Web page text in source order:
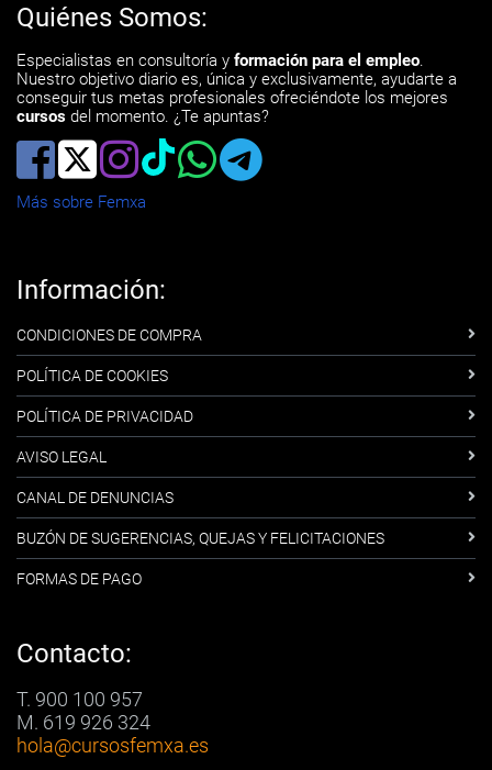
Quiénes Somos:
Especialistas en consultoría y formación para el empleo.
Nuestro objetivo diario es, única y exclusivamente, ayudarte a
conseguir tus metas profesionales ofreciéndote los mejores
cursos del momento. ¿Te apuntas?
Más sobre Femxa
Información:
CONDICIONES DE COMPRA
POLÍTICA DE COOKIES
POLÍTICA DE PRIVACIDAD
AVISO LEGAL
CANAL DE DENUNCIAS
BUZÓN DE SUGERENCIAS, QUEJAS Y FELICITACIONES
FORMAS DE PAGO
Contacto:
T. 900 100 957
M. 619 926 324
hola@cursosfemxa.es